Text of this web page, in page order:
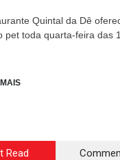
Quintal da Dê
pet toda quarta-feira das
Read